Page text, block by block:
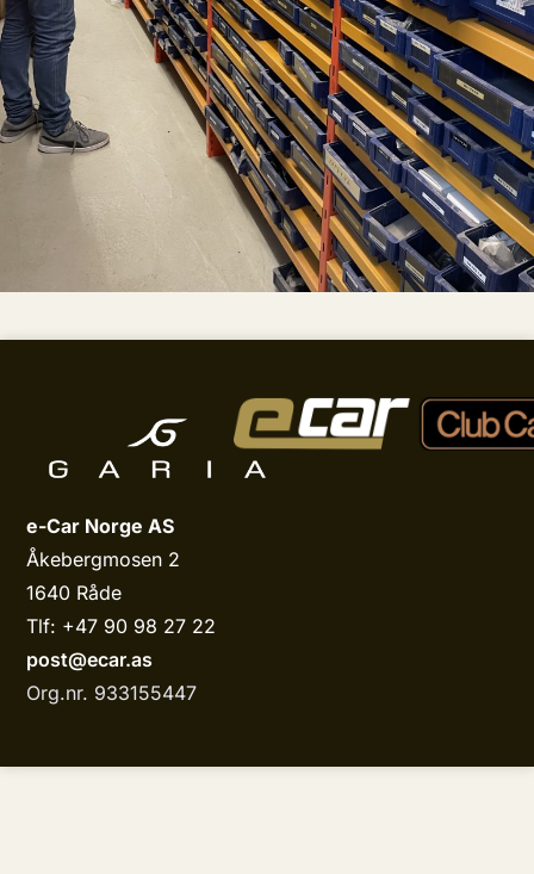
e-Car Norge AS
Åkebergmosen 2
1640 Råde
Tlf: +47 90 98 27 22
post@ecar.as
Org.nr. 933155447